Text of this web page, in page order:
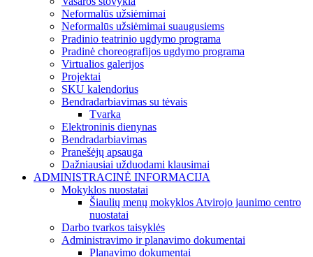
Neformalūs užsiėmimai
Neformalūs užsiėmimai suaugusiems
Pradinio teatrinio ugdymo programa
Pradinė choreografijos ugdymo programa
Virtualios galerijos
Projektai
SKU kalendorius
Bendradarbiavimas su tėvais
Tvarka
Elektroninis dienynas
Bendradarbiavimas
Pranešėjų apsauga
Dažniausiai užduodami klausimai
ADMINISTRACINĖ INFORMACIJA
Mokyklos nuostatai
Šiaulių menų mokyklos Atvirojo jaunimo centro
nuostatai
Darbo tvarkos taisyklės
Administravimo ir planavimo dokumentai
Planavimo dokumentai